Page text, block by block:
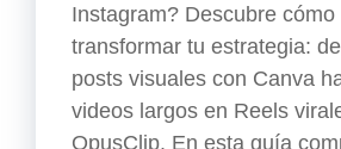
Instagram? Descubre cómo
transformar tu estrategia:
posts visuales con Canva
videos largos en Reels
OpusClip. En esta guía